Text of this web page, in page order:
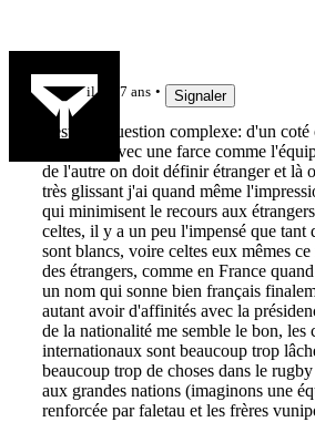
il y a 7 ans Signaler
c'est une question complexe: d'un
retrouver avec une farce comme
de l'autre on doit définir étranger et là
très glissant j'ai quand même
qui minimisent le recours aux
celtes, il y a un peu l'impensé que tant
sont blancs, voire celtes eux mêmes
des étrangers, comme en France
un nom qui sonne bien français
autant avoir d'affinités avec la
de la nationalité me semble le bon, les
internationaux sont beaucoup trop
beaucoup trop de choses dans le
aux grandes nations (imaginons une
renforcée par faletau et les frères